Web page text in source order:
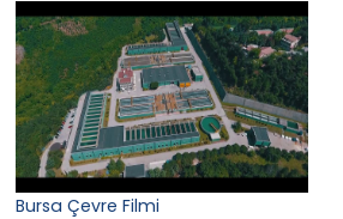
Bursa Çevre Filmi